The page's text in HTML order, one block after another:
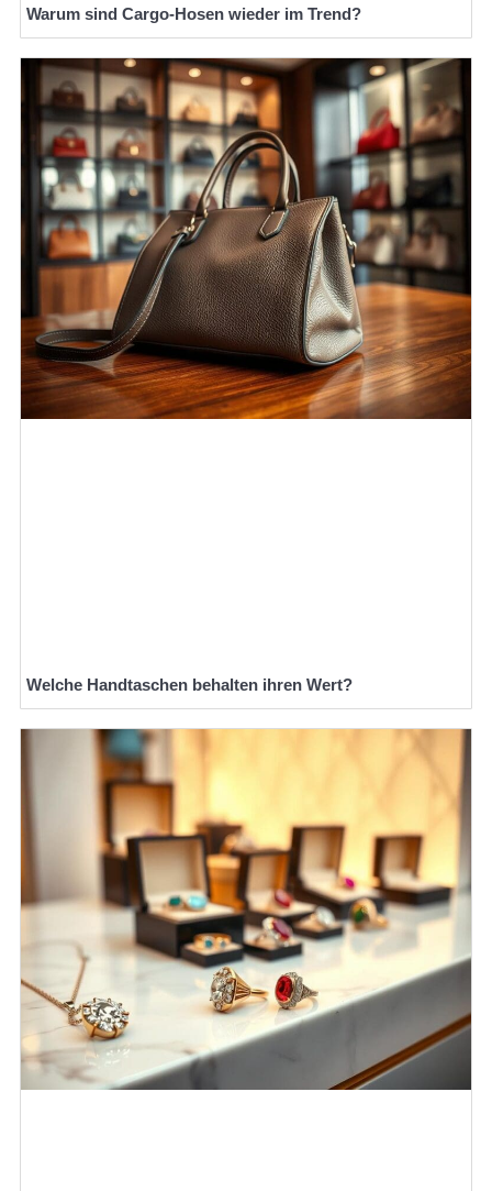
Warum sind Cargo-Hosen wieder im Trend?
Welche Handtaschen behalten ihren Wert?